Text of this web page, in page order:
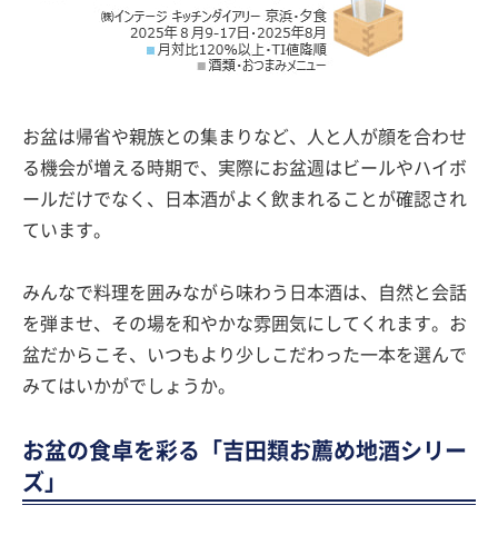
お盆は帰省や親族との集まりなど、人と人が顔を合わせ
る機会が増える時期で、実際にお盆週はビールやハイボ
ールだけでなく、日本酒がよく飲まれることが確認され
ています。
みんなで料理を囲みながら味わう日本酒は、自然と会話
を弾ませ、その場を和やかな雰囲気にしてくれます。お
盆だからこそ、いつもより少しこだわった一本を選んで
みてはいかがでしょうか。
お盆の食卓を彩る「吉田類お薦め地酒シリー
ズ」